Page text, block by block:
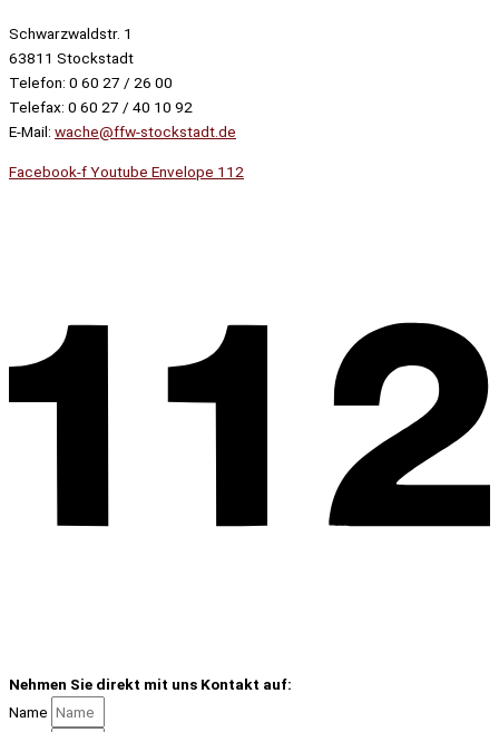
Schwarzwaldstr. 1
63811 Stockstadt
Telefon: 0 60 27 / 26 00
Telefax: 0 60 27 / 40 10 92
E-Mail: wache@ffw-stockstadt.de
Facebook-fYoutube Envelope 112
Nehmen Sie direkt mit uns Kontakt auf:
Name